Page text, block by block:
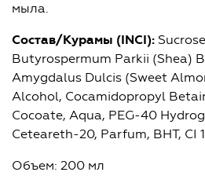
мыла.
Состав/Курамы (INCI):
Butyrospermum Parkii (Shea)
Amygdalus Dulcis (Sweet
Alcohol, Cocamidopropyl
Cocoate, Aqua, PEG-40
Ceteareth-20, Parfum, BHT, CI
Объем: 200 мл